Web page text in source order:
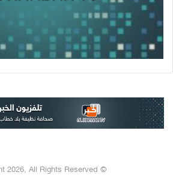
© Copyright 2026, All Rights Reserved